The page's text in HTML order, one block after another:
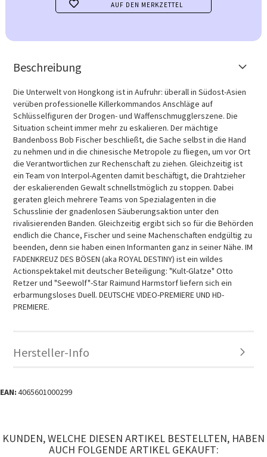
AUF DEN MERKZETTEL
Beschreibung
Die Unterwelt von Hongkong ist in Aufruhr: überall in Südost-Asien
verüben professionelle Killerkommandos Anschläge auf
Schlüsselfiguren der Drogen- und Waffenschmugglerszene. Die
Situation scheint immer mehr zu eskalieren. Der mächtige
Bandenboss Bob Fischer beschließt, die Sache selbst in die Hand
zu nehmen und in die chinesische Metropole zu fliegen, um vor Ort
die Verantwortlichen zur Rechenschaft zu ziehen. Gleichzeitig ist
ein Team von Interpol-Agenten damit beschäftigt, die Drahtzieher
der eskalierenden Gewalt schnellstmöglich zu stoppen. Dabei
geraten gleich mehrere Teams von Spezialagenten in die
Schusslinie der gnadenlosen Säuberungsaktion unter den
rivalisierenden Banden. Gleichzeitig ergibt sich so für die Behörden
endlich die Chance, Fischer und seine Machenschaften endgültig zu
beenden, denn sie haben einen Informanten ganz in seiner Nähe. IM
FADENKREUZ DES BÖSEN (aka ROYAL DESTINY) ist ein wildes
Actionspektakel mit deutscher Beteiligung: "Kult-Glatze" Otto
Retzer und "Seewolf"-Star Raimund Harmstorf liefern sich ein
erbarmungsloses Duell. DEUTSCHE VIDEO-PREMIERE UND HD-
PREMIERE.
Hersteller-Info
EAN:4065601000299
KUNDEN, WELCHE DIESEN ARTIKEL BESTELLTEN, HABEN
AUCH FOLGENDE ARTIKEL GEKAUFT: